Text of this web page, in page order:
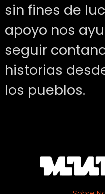
sin fines de
apoyo nos
seguir
historias
los pueblos.